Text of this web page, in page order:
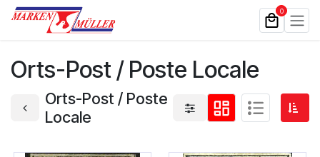
Zum Inhalt springen 0
Orts-Post / Poste Locale
Orts-Post / Poste
Locale